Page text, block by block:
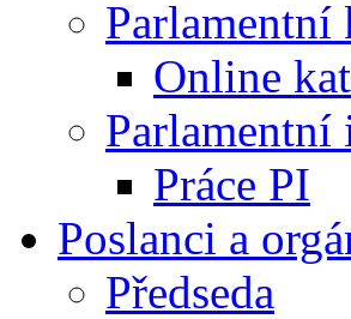
Parlamentní
Online
Parlamentní
Práce PI
Poslanci a
Předseda